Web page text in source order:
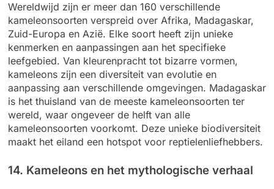
Wereldwijd zijn er meer dan 160 verschillende
kameleonsoorten verspreid over Afrika, Madagaskar,
Zuid-Europa en Azië. Elke soort heeft zijn unieke
kenmerken en aanpassingen aan het specifieke
leefgebied. Van kleurenpracht tot bizarre vormen,
kameleons zijn een diversiteit van evolutie en
aanpassing aan verschillende omgevingen. Madagaskar
is het thuisland van de meeste kameleonsoorten ter
wereld, waar ongeveer de helft van alle
kameleonsoorten voorkomt. Deze unieke biodiversiteit
maakt het eiland een hotspot voor reptielenliefhebbers.
14. Kameleons en het mythologische verhaal